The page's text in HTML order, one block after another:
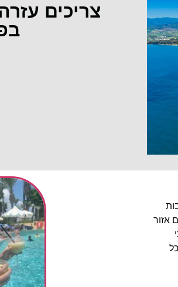
צריכים
אזור